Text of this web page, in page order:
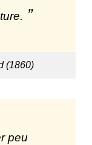
(1860)
peu